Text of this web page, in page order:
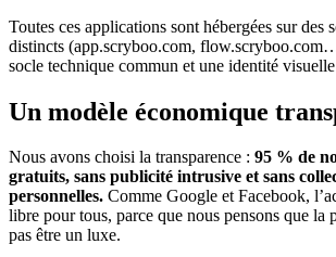
Toutes ces applications sont hébergées sur des
distincts (app.scryboo.com,
socle technique commun et une identité
Un modèle économique
Nous avons choisi la transparence : 95 % de
gratuits, sans publicité intrusive et sans
personnelles. Comme Google et Facebook,
libre pour tous, parce que nous pensons que la
pas être un luxe.